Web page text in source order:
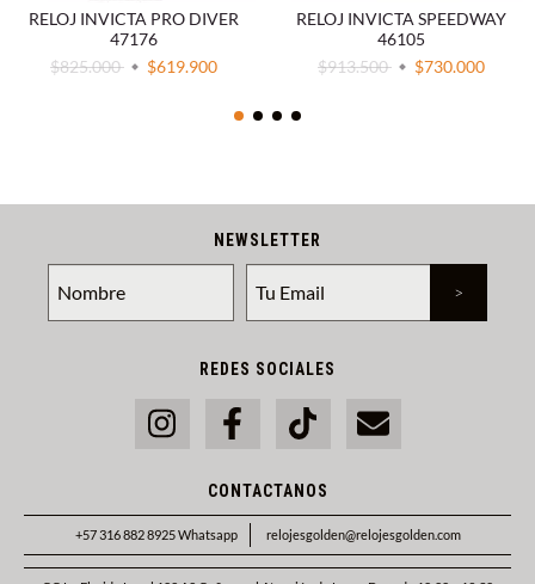
RELOJ INVICTA PRO DIVER
47176
$825.000
$619.900
RELOJ INVICTA SPEEDWAY
46105
$913.500
$730.000
NEWSLETTER
REDES SOCIALES
CONTACTANOS
+57 316 882 8925 Whatsapp relojesgolden@relojesgolden.com